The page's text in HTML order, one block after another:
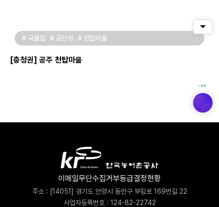
# 곡물집 # 공산성 # 천탑마을
[충청권] 공주 천탑마을
퀵메
이메일무단수집거부등급결정현황
주소 : [14051] 경기도 안양시 동안구 부림로 169번길 22
사업자등록번호 : 124-82-22742